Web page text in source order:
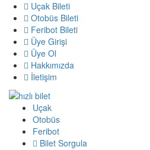
Uçak Bileti
Otobüs Bileti
Feribot Bileti
Üye Girişi
Üye Ol
Hakkımızda
İletişim
Uçak
Otobüs
Feribot
Bilet Sorgula